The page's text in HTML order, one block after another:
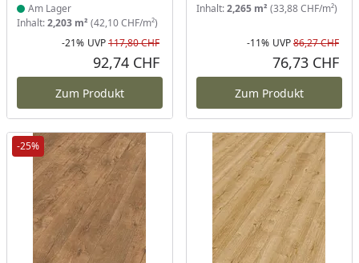
Am Lager
Inhalt:2,203 m² (42,10 CHF/m²)
Rabatt in Prozent
-21%
Ursprünglicher Preis
UVP117,80 CHF
92,74 CHF
Zum Produkt
Inhalt:2,265 m² (33,88 CHF/m²)
-11% UVP86,27 CHF
76,73 CHF
Zum Produkt
-25%